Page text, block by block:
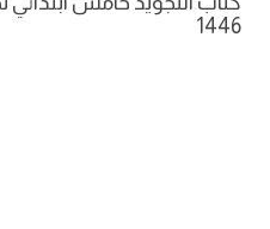
1446